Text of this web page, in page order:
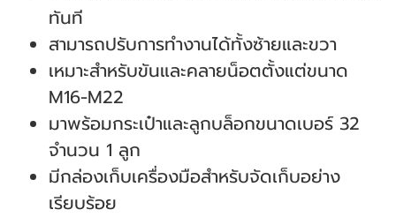
ทันที
สามารถปรับการทำงานได้ทั้งซ้ายและขวา
เหมาะสำหรับขันและคลายน็อตตั้งแต่ขนาด
M16-M22
มาพร้อมกระเป๋าและลูกบล็อกขนาดเบอร์ 32
จำนวน 1 ลูก
มีกล่องเก็บเครื่องมือสำหรับจัดเก็บอย่าง
เรียบร้อย